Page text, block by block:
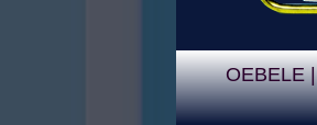
OEBELE |